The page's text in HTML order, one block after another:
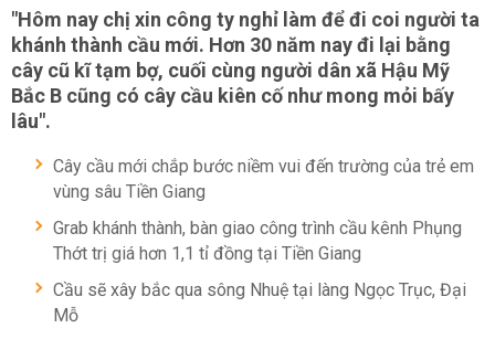
"Hôm nay chị xin công ty nghỉ làm để đi coi người ta
khánh thành cầu mới. Hơn 30 năm nay đi lại bằng
cây cũ kĩ tạm bợ, cuối cùng người dân xã Hậu Mỹ
Bắc B cũng có cây cầu kiên cố như mong mỏi bấy
lâu".
Cây cầu mới chắp bước niềm vui đến trường của trẻ em
vùng sâu Tiền Giang
Grab khánh thành, bàn giao công trình cầu kênh Phụng
Thớt trị giá hơn 1,1 tỉ đồng tại Tiền Giang
Cầu sẽ xây bắc qua sông Nhuệ tại làng Ngọc Trục, Đại
Mỗ